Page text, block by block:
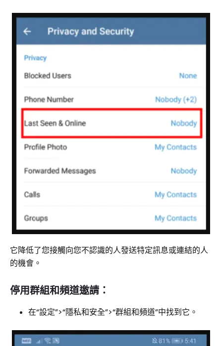
它降低了您接觸向您不認識的人發送特定訊息或連結的人
的機會。
停用群組和頻道邀請：
在“設定”>“隱私和安全”>“群組和頻道”中找到它。